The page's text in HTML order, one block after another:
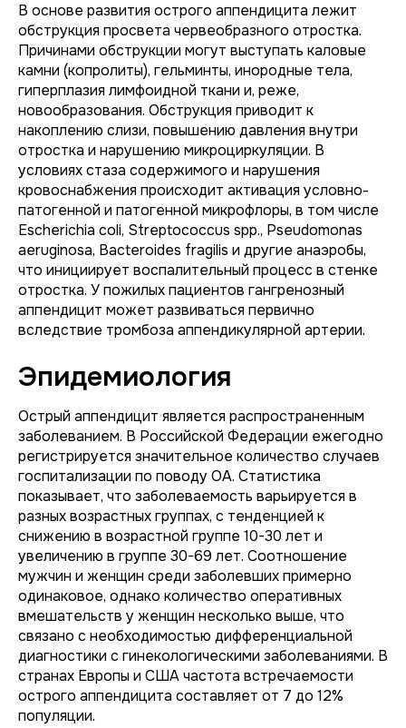
В основе развития острого аппендицита лежит
обструкция просвета червеобразного отростка.
Причинами обструкции могут выступать каловые
камни (копролиты), гельминты, инородные тела,
гиперплазия лимфоидной ткани и, реже,
новообразования. Обструкция приводит к
накоплению слизи, повышению давления внутри
отростка и нарушению микроциркуляции. В
условиях стаза содержимого и нарушения
кровоснабжения происходит активация условно-
патогенной и патогенной микрофлоры, в том числе
Escherichia coli, Streptococcus spp., Pseudomonas
aeruginosa, Bacteroides fragilis и другие анаэробы,
что инициирует воспалительный процесс в стенке
отростка. У пожилых пациентов гангренозный
аппендицит может развиваться первично
вследствие тромбоза аппендикулярной артерии.
Эпидемиология
Острый аппендицит является распространенным
заболеванием. В Российской Федерации ежегодно
регистрируется значительное количество случаев
госпитализации по поводу ОА. Статистика
показывает, что заболеваемость варьируется в
разных возрастных группах, с тенденцией к
снижению в возрастной группе 10-30 лет и
увеличению в группе 30-69 лет. Соотношение
мужчин и женщин среди заболевших примерно
одинаковое, однако количество оперативных
вмешательств у женщин несколько выше, что
связано с необходимостью дифференциальной
диагностики с гинекологическими заболеваниями. В
странах Европы и США частота встречаемости
острого аппендицита составляет от 7 до 12%
популяции.